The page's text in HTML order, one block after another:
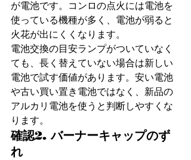
が電池です。コンロの点火には電池を
使っている機種が多く、電池が弱ると
火花が出にくくなります。
電池交換の目安ランプがついていなく
ても、長く替えていない場合は新しい
電池で試す価値があります。安い電池
や古い買い置き電池ではなく、新品の
アルカリ電池を使うと判断しやすくな
ります。
確認2. バーナーキャップのず
れ